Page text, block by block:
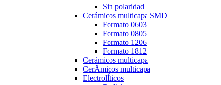
Sin polaridad
Cerámicos multicapa SMD
Formato 0603
Formato 0805
Formato 1206
Formato 1812
Cerámicos multicapa
CerÄmicos multicapa
ElectrolÍticos